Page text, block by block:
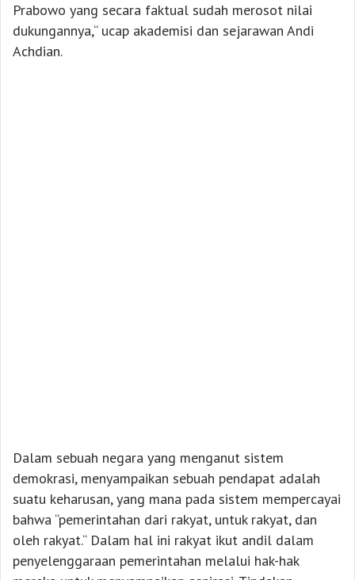
Prabowo yang secara faktual sudah merosot nilai
dukungannya,“ ucap akademisi dan sejarawan Andi
Achdian.
Dalam sebuah negara yang menganut sistem
demokrasi, menyampaikan sebuah pendapat adalah
suatu keharusan, yang mana pada sistem mempercayai
bahwa “pemerintahan dari rakyat, untuk rakyat, dan
oleh rakyat.“ Dalam hal ini rakyat ikut andil dalam
penyelenggaraan pemerintahan melalui hak-hak